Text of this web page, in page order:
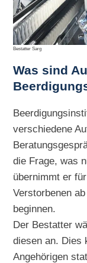
Bestatter Sarg
Was sind
verschiedene
die Frage, was
übernimmt er
Verstorbenen
beginnen.
Der Bestatter
diesen an. Dies
Angehörigen